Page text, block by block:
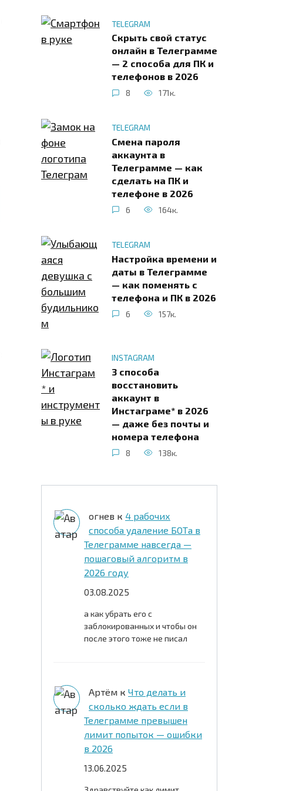
TELEGRAM
Скрыть свой статус
онлайн в Телеграмме
— 2 способа для ПК и
телефонов в 2026
8 171к.
TELEGRAM
Смена пароля
аккаунта в
Телеграмме — как
сделать на ПК и
телефоне в 2026
6 164к.
TELEGRAM
Настройка времени и
даты в Телеграмме
— как поменять с
телефона и ПК в 2026
6 157к.
INSTAGRAM
3 способа
восстановить
аккаунт в
Инстаграме* в 2026
— даже без почты и
номера телефона
8 138к.
огнев к 4 рабочих
способа удаление БОТа в
Телеграмме навсегда —
пошаговый алгоритм в
2026 году
03.08.2025
а как убрать его с
заблокированных и чтобы он
после этого тоже не писал
Артём к Что делать и
сколько ждать если в
Телеграмме превышен
лимит попыток — ошибки
в 2026
13.06.2025